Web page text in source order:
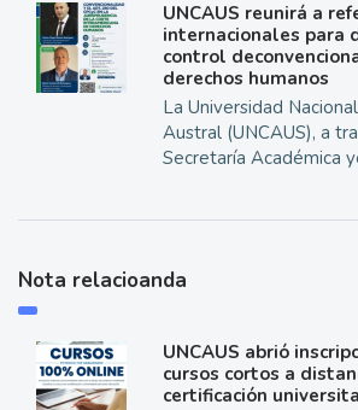
UNCAUS reunirá a
internacionales para
control
derechos humanos
La Universidad
Austral (UNCAUS), a
Secretaría Académica
Nota relacioanda
UNCAUS abrió
cursos cortos a
certificación